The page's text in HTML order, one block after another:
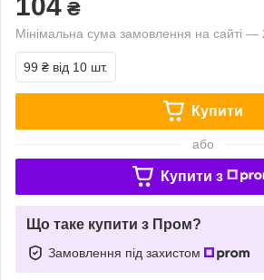
₴
Мінімальна сума замовлення на сайті —
99 ₴ від 10 шт.
Купити
або
Купити з
Що таке купити з Пром?
Замовлення під захистом